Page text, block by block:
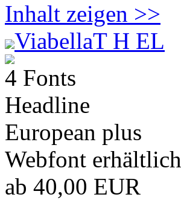
Inhalt zeigen >>
ViabellaT H EL
4 Fonts
Headline
European plus
Webfont erhältlich
ab 40,00 EUR